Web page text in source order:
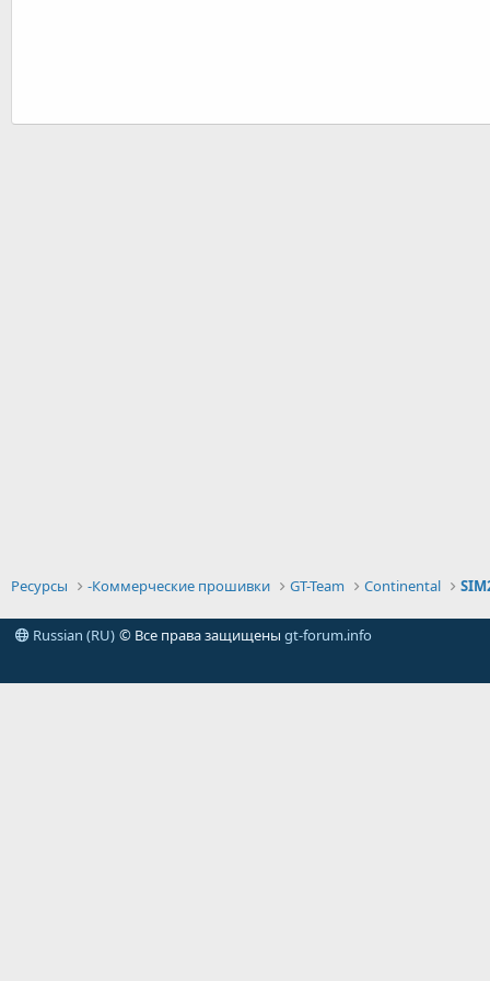
Ресурсы -Коммерческие прошивки GT-Team Continental
Russian (RU) © Все права защищены gt-forum.info